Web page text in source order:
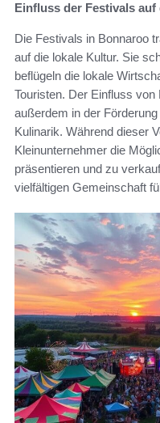
Einfluss der Festivals
Die Festivals in Bonnaroo
auf die lokale Kultur. Sie
beflügeln die lokale
Touristen. Der Einfluss
außerdem in der
Kulinarik. Während dieser
Kleinunternehmer die
präsentieren und zu
vielfältigen Gemeinschaft